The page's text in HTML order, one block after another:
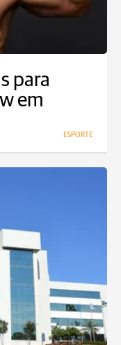
para
em
ESPORTE